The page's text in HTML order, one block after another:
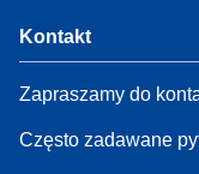
Kontakt
Zapraszamy do
Często zadawane